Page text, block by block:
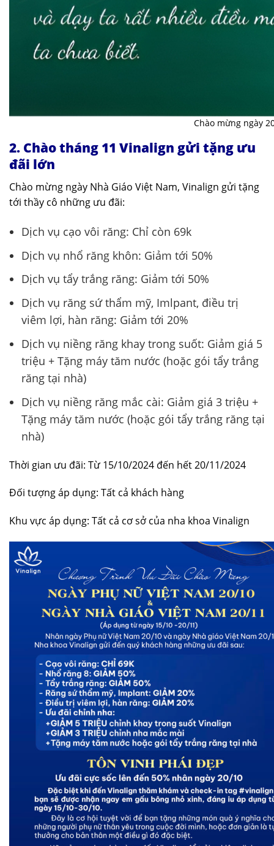
Chào mừng ngày
2. Chào tháng 11 Vinalign gửi tặng ưu
đãi lớn
Chào mừng ngày Nhà Giáo Việt Nam, Vinalign gửi tặng
tới thầy cô những ưu đãi:
Dịch vụ cạo vôi răng: Chỉ còn 69k
Dịch vụ nhổ răng khôn: Giảm tới 50%
Dịch vụ tẩy trắng răng: Giảm tới 50%
Dịch vụ răng sứ thẩm mỹ, Imlpant, điều trị
viêm lợi, hàn răng: Giảm tới 20%
Dịch vụ niềng răng khay trong suốt: Giảm giá 5
triệu + Tặng máy tăm nước (hoặc gói tẩy trắng
răng tại nhà)
Dịch vụ niềng răng mắc cài: Giảm giá 3 triệu +
Tặng máy tăm nước (hoặc gói tẩy trắng răng tại
nhà)
Thời gian ưu đãi: Từ 15/10/2024 đến hết 20/11/2024
Đối tượng áp dụng: Tất cả khách hàng
Khu vực áp dụng: Tất cả cơ sở của nha khoa Vinalign